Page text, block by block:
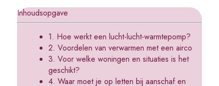
Inhoudsopgave
1. Hoe werkt een lucht-lucht-warmtepomp?
2. Voordelen van verwarmen met een airco
3. Voor welke woningen en situaties is het
geschikt?
4. Waar moet je op letten bij aanschaf en